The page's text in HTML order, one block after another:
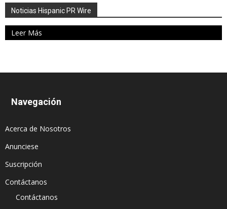
Noticias Hispanic PR Wire
Leer Más
Navegación
Acerca de Nosotros
Anunciese
Suscripción
Contáctanos
Contáctanos